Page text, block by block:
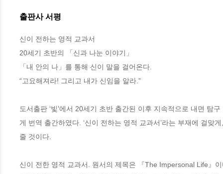
출판사 서평
신이 전하는 영적 교과서
20세기 초반의 「신과 나눈 이야기」
「내 안의 나」를 통해 신이 말을 걸어온다.
“고요해져라! 그리고 내가 신임을 알라.”
도서출판 ‘빛’에서 20세기 초반 출간된 이후 지속적으로 내면
게 번역 출간하였다. ‘신이 전하는 영적 교과서’라는 부재에 걸
줄 것이다.
신이 전한 영적 교과서. 원서의 제목은 『The Impersonal Life』